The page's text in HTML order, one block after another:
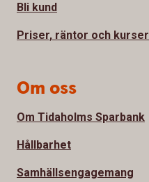
Bli kund
Priser, räntor och kurser
Om oss
Om Tidaholms Sparbank
Hållbarhet
Samhällsengagemang